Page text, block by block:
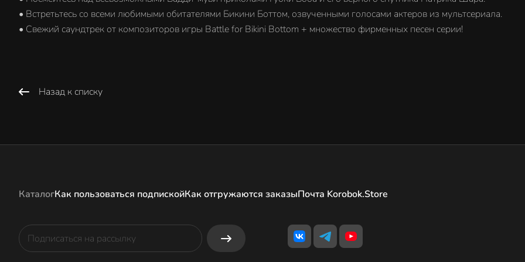
• Встретьтесь со всеми любимыми обитателями Бикини Боттом, озвученными голосами актеров из мультсериала.
• Свежий саундтрек от композиторов игры Battle for Bikini Bottom + множество фирменных песен серии!
Назад к списку
КаталогКак пользоваться подпискойКак отгружаются заказыПочта Korobok.Store